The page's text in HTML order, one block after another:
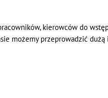
kierowców do
możemy przeprowadzić